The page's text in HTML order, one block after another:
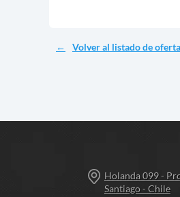
Volver al listado de
Holanda 099 -
Santiago - Chile